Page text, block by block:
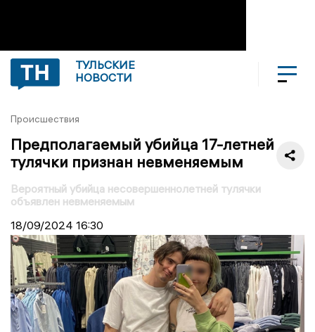
ТУЛЬСКИЕ
НОВОСТИ
Происшествия
Предполагаемый убийца 17-летней
тулячки признан невменяемым
Вероятный убийца несовершеннолетней тулячки
объявлен невменяемым
18/09/2024 16:30